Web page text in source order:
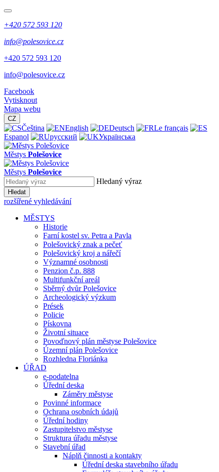
+420 572 593 120
info@polesovice.cz
+420 572 593 120
info@polesovice.cz
Facebook
Vytisknout
Mapa webu
CZ
Čeština English Deutsch
Le français
Espanol
русский Українська
Městys Polešovice
Městys Polešovice
Hledaný výraz
Hledat
rozšířené vyhledávání
MĚSTYS
Historie
Farní kostel sv. Petra a Pavla
Polešovický znak a pečeť
Polešovický kroj a nářečí
Významné osobnosti
Penzion č.p. 888
Multifunkční areál
Sběrný dvůr Polešovice
Archeologický výzkum
Prések
Policie
Pískovna
Životní situace
Povoďnový plán městyse Polešovice
Územní plán Polešovice
Rozhledna Floriánka
ÚŘAD
e-podatelna
Úřední deska
Záměry městyse
Povinné informace
Ochrana osobních údajů
Úřední hodiny
Zastupitelstvo městyse
Struktura úřadu městyse
Stavební úřad
Náplň činnosti a kontakty
Úřední deska stavebního úřadu